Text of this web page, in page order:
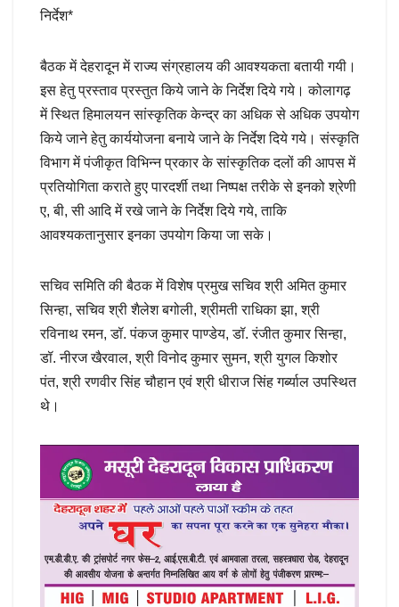
निर्देश*
बैठक में देहरादून में राज्य संग्रहालय की आवश्यकता बतायी गयी।
इस हेतु प्रस्ताव प्रस्तुत किये जाने के निर्देश दिये गये। कोलागढ़
में स्थित हिमालयन सांस्कृतिक केन्द्र का अधिक से अधिक उपयोग
किये जाने हेतु कार्ययोजना बनाये जाने के निर्देश दिये गये। संस्कृति
विभाग में पंजीकृत विभिन्न प्रकार के सांस्कृतिक दलों की आपस में
प्रतियोगिता कराते हुए पारदर्शी तथा निष्पक्ष तरीके से इनको श्रेणी
ए, बी, सी आदि में रखे जाने के निर्देश दिये गये, ताकि
आवश्यकतानुसार इनका उपयोग किया जा सके।
सचिव समिति की बैठक में विशेष प्रमुख सचिव श्री अमित कुमार
सिन्हा, सचिव श्री शैलेश बगोली, श्रीमती राधिका झा, श्री
रविनाथ रमन, डॉ. पंकज कुमार पाण्डेय, डॉ. रंजीत कुमार सिन्हा,
डॉ. नीरज खैरवाल, श्री विनोद कुमार सुमन, श्री युगल किशोर
पंत, श्री रणवीर सिंह चौहान एवं श्री धीराज सिंह गर्ब्याल उपस्थित
थे।